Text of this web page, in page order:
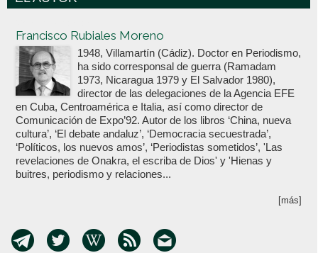
Francisco Rubiales Moreno
1948, Villamartín (Cádiz). Doctor en Periodismo,
ha sido corresponsal de guerra (Ramadam
1973, Nicaragua 1979 y El Salvador 1980),
director de las delegaciones de la Agencia EFE
en Cuba, Centroamérica e Italia, así como director de
Comunicación de Expo’92. Autor de los libros ‘China, nueva
cultura’, ‘El debate andaluz’, ‘Democracia secuestrada’,
‘Políticos, los nuevos amos’, ‘Periodistas sometidos’, 'Las
revelaciones de Onakra, el escriba de Dios' y 'Hienas y
buitres, periodismo y relaciones...
[más]